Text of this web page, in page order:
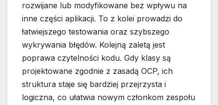
rozwijane lub modyfikowane bez wpływu na
inne części aplikacji. To z kolei prowadzi do
łatwiejszego testowania oraz szybszego
wykrywania błędów. Kolejną zaletą jest
poprawa czytelności kodu. Gdy klasy są
projektowane zgodnie z zasadą OCP, ich
struktura staje się bardziej przejrzysta i
logiczna, co ułatwia nowym członkom zespołu